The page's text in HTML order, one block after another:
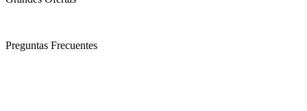
Preguntas Frecuentes